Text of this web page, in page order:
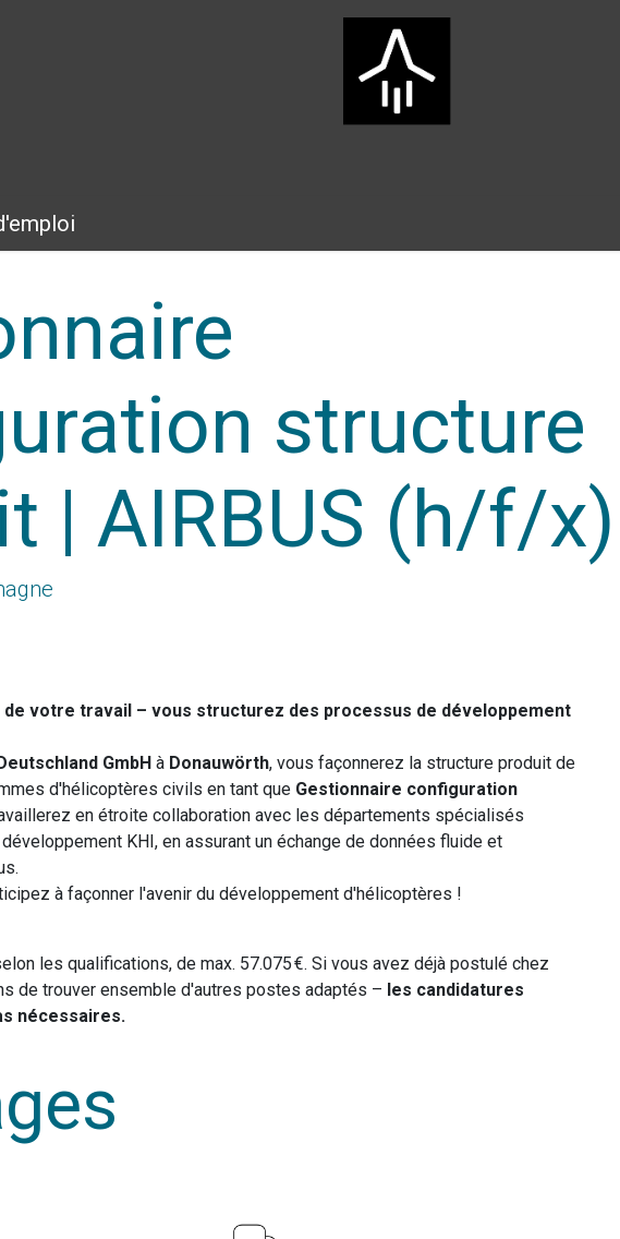
structure
| AIRBUS (h/f/x)
votre travail – vous structurez des processus de développement
GmbH à Donauwörth, vous façonnerez la structure produit de
d'hélicoptères civils en tant que Gestionnaire configuration
en étroite collaboration avec les départements spécialisés
KHI, en assurant un échange de données fluide et
à façonner l'avenir du développement d'hélicoptères !
les qualifications, de max. 57.075 €. Si vous avez déjà postulé chez
de trouver ensemble d'autres postes adaptés – les candidatures
nécessaires.